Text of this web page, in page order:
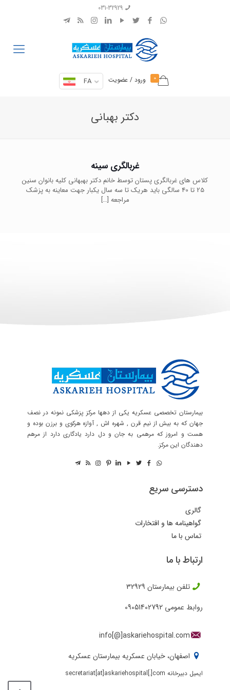
031-32929
0 ورود / عضویت FA
دکتر بهبانی
غربالگری سینه
کلاس های غربالگری پستان توسط خانم دکتر بهبهانی کلیه بانوان سنین
25 تا 40 سالگی باید هریک تا سه سال یکبار جهت معاینه به پزشک
مراجعه […]
بیمارستان تخصصی عسکریه یکی از دهها مرکز پزشکی نمونه در نصف
جهان که به بیش از نیم قرن , شهره اش , آوازه هرکوی و برزن بوده و
هست و امروز که مرهمی به جان و دل دارد یادگاری دارد از مرهم
دهندگان این مرکز.
دسترسی سریع
گالری
گواهینامه ها و افتخارات
تماس با ما
ارتباط با ما
تلفن بیمارستان 32929
روابط عمومی 09051402792
info[@]askariehospital.com
اصفهان، خیابان عسکریه بیمارستان عسکریه
ایمیل دبیرخانه secretariat[at]askariehospital[.]com